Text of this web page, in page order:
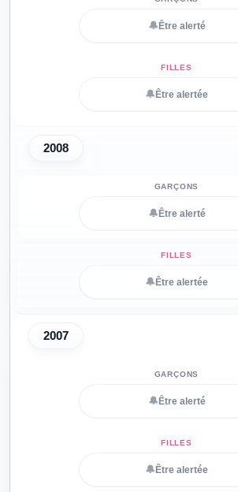
🔔 Être alerté
🔔 Être alertée
2008
🔔 Être alerté
🔔 Être alertée
2007
🔔 Être alerté
🔔 Être alertée